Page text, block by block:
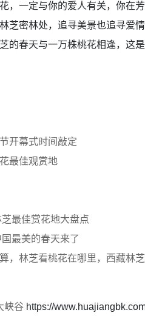
一定与你的爱人有关，你在芳
芝密林处，追寻美景也追寻爱
的春天与一万株桃花相逢，这
开幕式时间敲定
最佳观赏地
最佳赏花地大盘点
最美的春天来了
，林芝看桃花在哪里，西藏林
峡谷 https://